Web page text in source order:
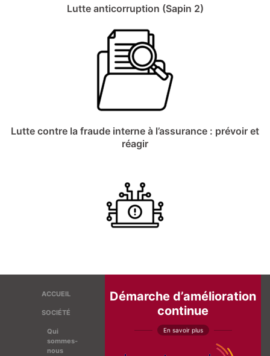
Lutte anticorruption (Sapin 2)
Lutte contre la fraude interne à l’assurance : prévoir et
réagir
ACCUEIL
SOCIÉTÉ
Qui
sommes-
nous
Démarche d’amélioration
continue
En savoir plus